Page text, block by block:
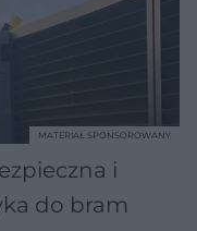
i
do bram
MATERIAŁ SPONSOROWANY